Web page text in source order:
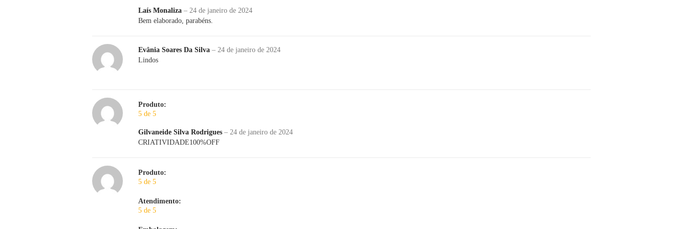
Laís Monaliza – 24 de janeiro de 2024
Bem elaborado, parabéns.
Evânia Soares Da Silva – 24 de janeiro de 2024
Lindos
Produto:
5 de 5
Gilvaneide Silva Rodrigues – 24 de janeiro de 2024
CRIATIVIDADE100%OFF
Produto:
5 de 5
Atendimento:
5 de 5